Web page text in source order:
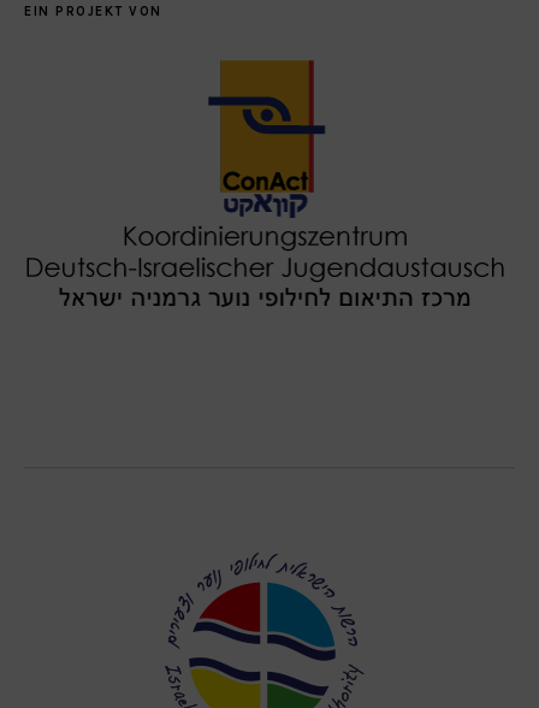
EIN PROJEKT VON